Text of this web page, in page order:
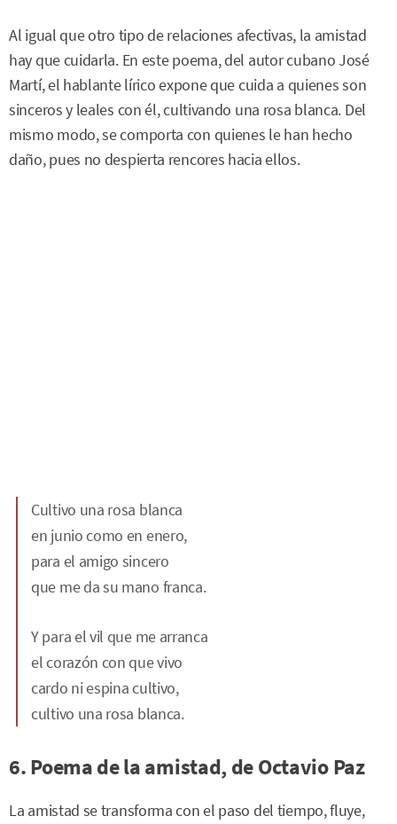
Al igual que otro tipo de relaciones afectivas, la amistad
hay que cuidarla. En este poema, del autor cubano José
Martí, el hablante lírico expone que cuida a quienes son
sinceros y leales con él, cultivando una rosa blanca. Del
mismo modo, se comporta con quienes le han hecho
daño, pues no despierta rencores hacia ellos.
Cultivo una rosa blanca
en junio como en enero,
para el amigo sincero
que me da su mano franca.
Y para el vil que me arranca
el corazón con que vivo
cardo ni espina cultivo,
cultivo una rosa blanca.
6. Poema de la amistad, de Octavio Paz
La amistad se transforma con el paso del tiempo, fluye,